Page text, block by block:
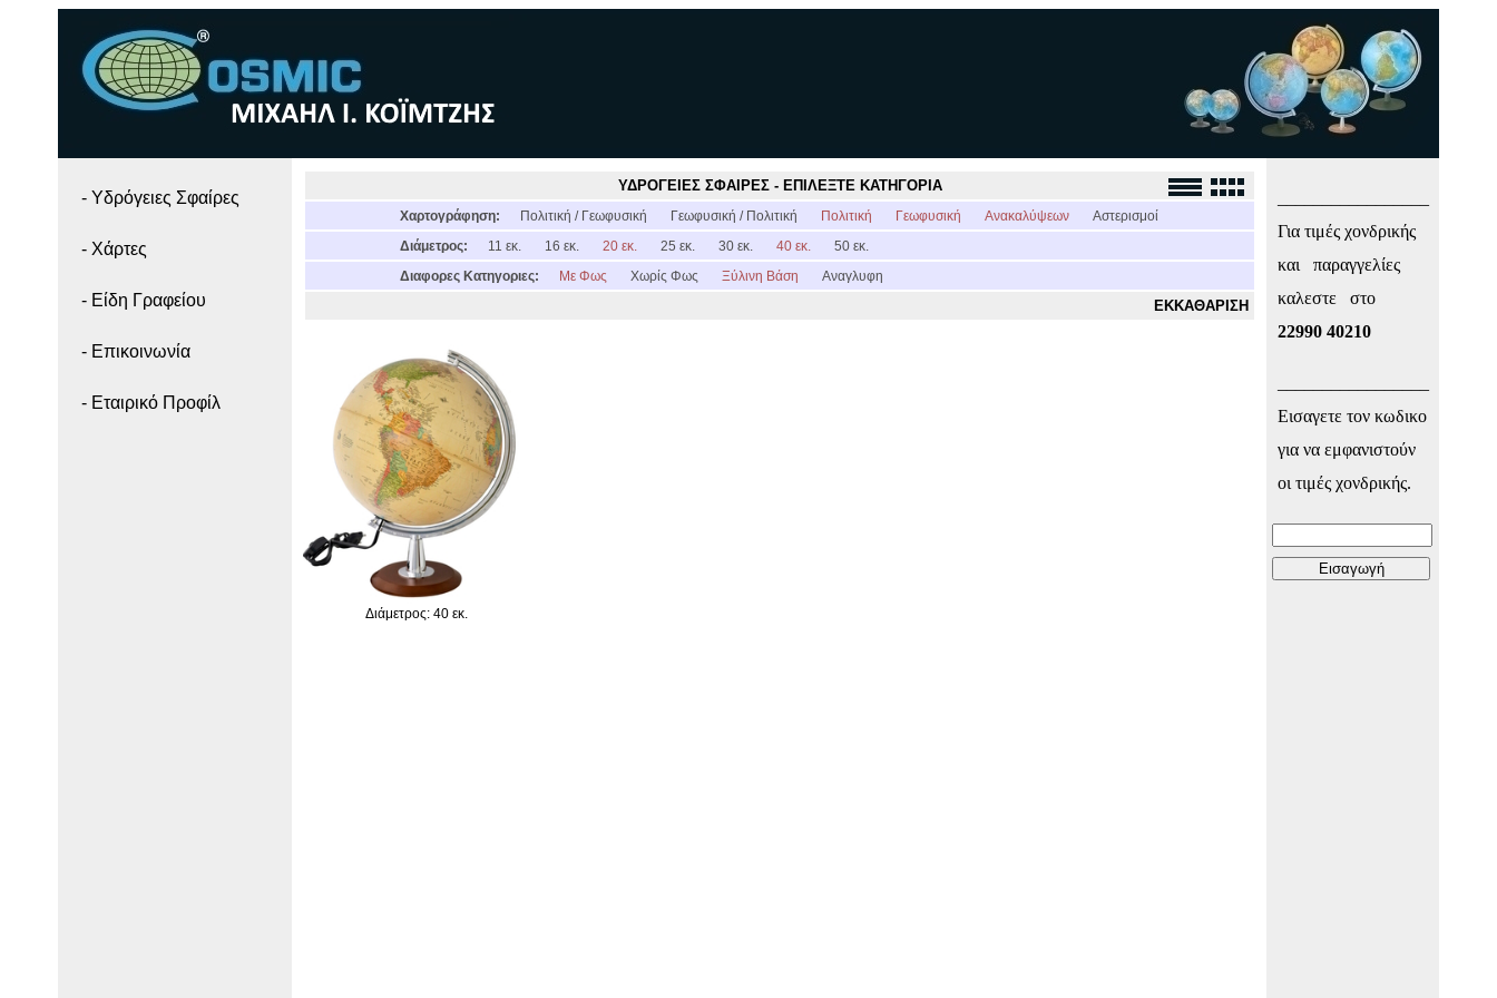
- Yδρόγειες Σφαίρες
- Χάρτες
- Είδη Γραφείου
- Επικοινωνία
- Εταιρικό Προφίλ
ΥΔΡΟΓΕΙΕΣ ΣΦΑΙΡΕΣ - ΕΠΙΛΕΞΤΕ ΚΑΤΗΓΟΡΙΑ
Χαρτογράφηση: Πολιτική / Γεωφυσική Γεωφυσική / Πολιτική Πολιτική Γεωφυσική Ανακαλύψεων
Αστερισμοί
Διάμετρος:
11 εκ. 16 εκ. 20 εκ. 25 εκ. 30 εκ. 40 εκ.
50 εκ.
Διαφορες Κατηγοριες:
Με Φως Χωρίς Φως Ξύλινη Βάση Αναγλυφη
ΕΚΚΑΘΑΡΙΣΗ
Διάμετρος: 40 εκ.
Για τιμές χονδρικής
και παραγγελίες
καλεστε στο
22990 40210
Εισαγετε τον κωδικο
για να εμφανιστούν
οι τιμές χονδρικής.